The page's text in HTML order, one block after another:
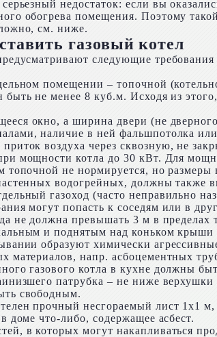
недостаток: если вы
обогрева помещения. Поэтому
см. ниже.
газовый котел
следующие
помещении – топочной
не менее 8 куб.м. Исходя из
окно, а ширина двери (не
наличие в ней фальшпотолка
воздуха через сквозную, не
мощности котла до 30 кВт. Для
топочной не нормируется, но
водогрейных, должны также
газоход (часто неправильно
могут попасть к соседям или в
не должна превышать 3 м в
и поднятым над коньком
образуют химически
материалов, напр. асбоцементных
газового котла в кухне должны
патрубка – не ниже
свободным.
прочный несгораемый лист 1х1
доме что-либо, содержащее асбест.
в которых могут накапливаться